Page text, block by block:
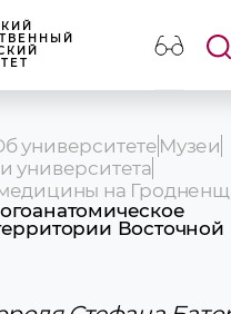
университете Музеи
университета
на
Восточной